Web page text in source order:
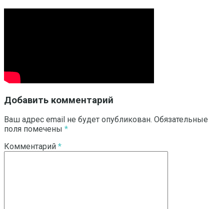
Добавить комментарий
Ваш адрес email не будет опубликован. Обязательные
поля помечены *
Комментарий *